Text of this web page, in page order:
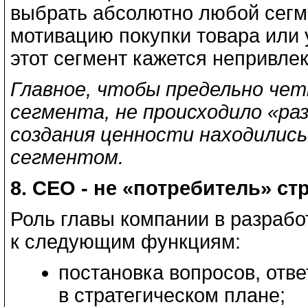
выбрать абсолютно любой
мотивацию покупки товара
этот сегмент кажется
Главное, чтобы предельно
сегмента, не происходило
создания ценности
сегментом.
8. CEO - не «потребитель»
Роль главы компании в
к следующим функциям:
постановка вопросов,
в стратегическом плане;